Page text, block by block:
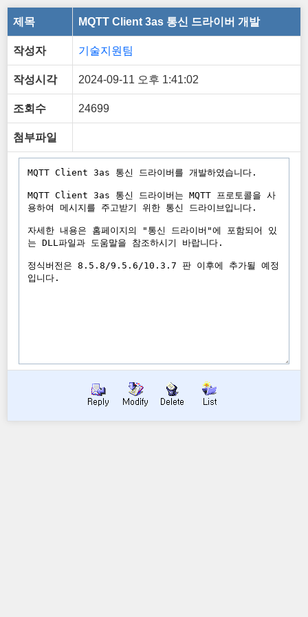
제목 MQTT Client 3as 통신 드라이버 개발
작성자 기술지원팀
작성시각 2024-09-11 오후 1:41:02
조회수 24699
첨부파일